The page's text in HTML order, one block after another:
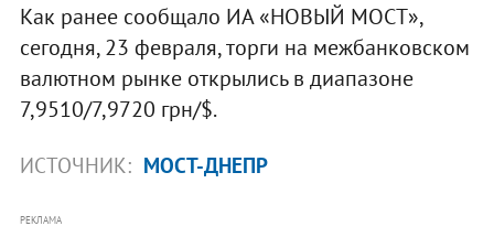
Как ранее сообщало ИА «НОВЫЙ МОСТ»,
сегодня, 23 февраля, торги на межбанковском
валютном рынке открылись в диапазоне
7,9510/7,9720 грн/$.
ИСТОЧНИК: МОСТ-ДНЕПР
РЕКЛАМА